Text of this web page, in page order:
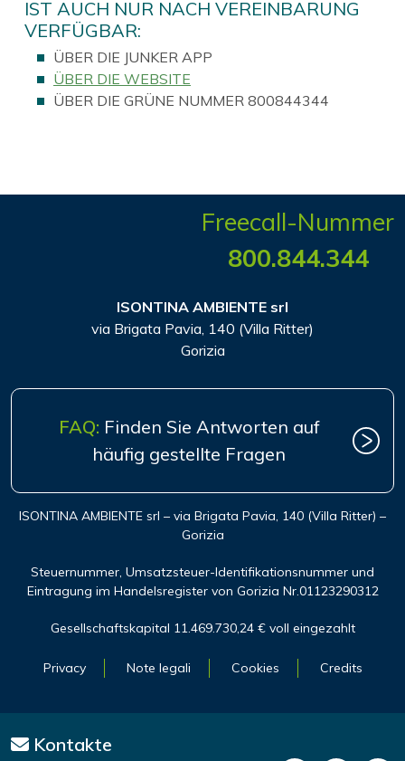
IST AUCH NUR NACH VEREINBARUNG
VERFÜGBAR:
ÜBER DIE JUNKER APP
ÜBER DIE WEBSITE
ÜBER DIE GRÜNE NUMMER 800844344
Freecall-Nummer
800.844.344
ISONTINA AMBIENTE srl
via Brigata Pavia, 140 (Villa Ritter)
Gorizia
FAQ: Finden Sie Antworten auf
häufig gestellte Fragen
ISONTINA AMBIENTE srl – via Brigata Pavia, 140 (Villa Ritter) –
Gorizia
Steuernummer, Umsatzsteuer-Identifikationsnummer und
Eintragung im Handelsregister von Gorizia Nr.01123290312
Gesellschaftskapital 11.469.730,24 € voll eingezahlt
Privacy Note legali Cookies Credits
Kontakte